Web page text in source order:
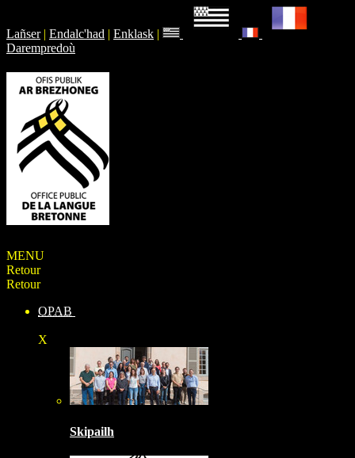
Lañser | Endalc'had | Enklask |
Darempredoù
MENU
Retour
Retour
OPAB
X
Skipailh